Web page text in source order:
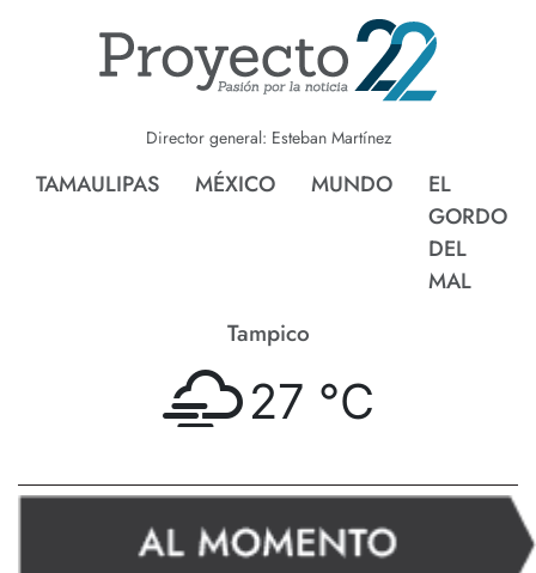
Director general: Esteban Martínez
TAMAULIPAS MÉXICO MUNDO
EL
GORDO
DEL
MAL
Tampico
27 °C